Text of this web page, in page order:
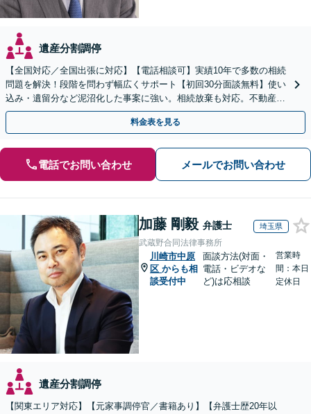
遺産分割調停
【全国対応／全国出張に対応】【電話相談可】実績10年で多数の相続
問題を解決！段階を問わず幅広くサポート【初回30分面談無料】使い
込み・遺留分など泥沼化した事案に強い。相続放棄も対応。不動産相
続は次世代を見据えたご提案。生前対策もお任せを
料金表を見る
電話でお問い合わせ メールでお問い合わせ
加藤 剛毅 弁護士 埼玉県
武蔵野合同法律事務所
川崎市中原
区 からも相
談受付中
面談方法(対面・
電話・ビデオな
ど)は応相談
営業時
間：本日
定休日
遺産分割調停
【関東エリア対応】【元家事調停官／書籍あり】【弁護士歴20年以